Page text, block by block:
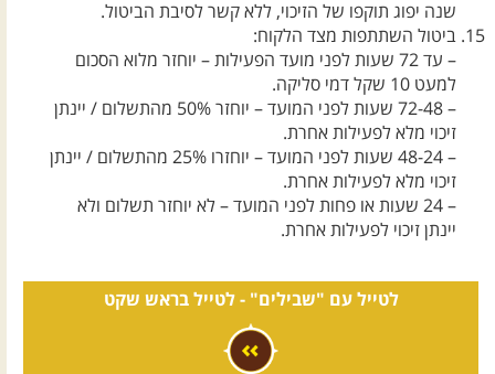
שנה יפוג תוקפו של הזיכוי, ללא קשר לסיבת הביטול.
ביטול השתתפות מצד הלקוח:
– עד 72 שעות לפני מועד הפעילות – יוחזר מלוא הסכום
למעט 10 שקל דמי סליקה.
– 72-48 שעות לפני המועד – יוחזר 50% מהתשלום / יינתן
זיכוי מלא לפעילות אחרת.
– 48-24 שעות לפני המועד – יוחזרו 25% מהתשלום / יינתן
זיכוי מלא לפעילות אחרת.
– 24 שעות או פחות לפני המועד –
לא יוחזר תשלום ולא
יינתן זיכוי לפעילות אחרת.
לטייל עם "שבילים" -לטייל בראש שקט